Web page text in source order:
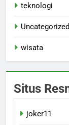
teknologi
Uncategorized
wisata
Situs
joker11